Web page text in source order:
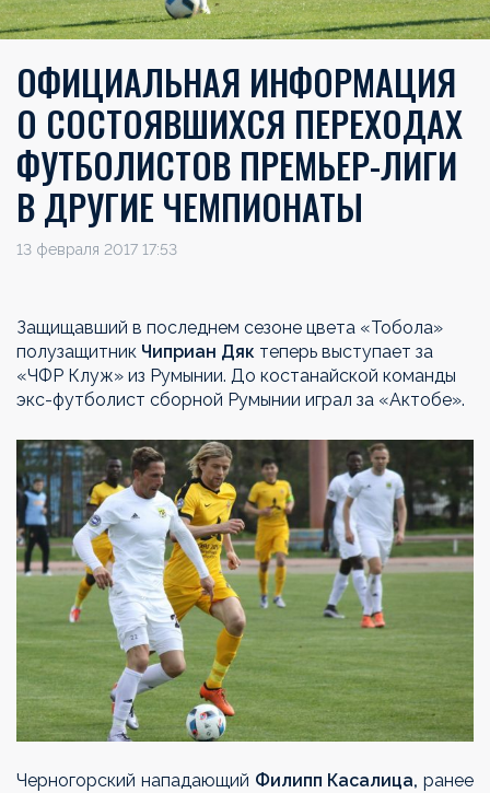
ОФИЦИАЛЬНАЯ ИНФОРМАЦИЯ
О СОСТОЯВШИХСЯ ПЕРЕХОДАХ
ФУТБОЛИСТОВ ПРЕМЬЕР-ЛИГИ
В ДРУГИЕ ЧЕМПИОНАТЫ
13 февраля 2017 17:53
Защищавший в последнем сезоне цвета «Тобола»
полузащитник Чиприан Дяк теперь выступает за
«ЧФР Клуж» из Румынии. До костанайской команды
экс-футболист сборной Румынии играл за «Актобе».
Черногорский нападающий Филипп Касалица, ранее